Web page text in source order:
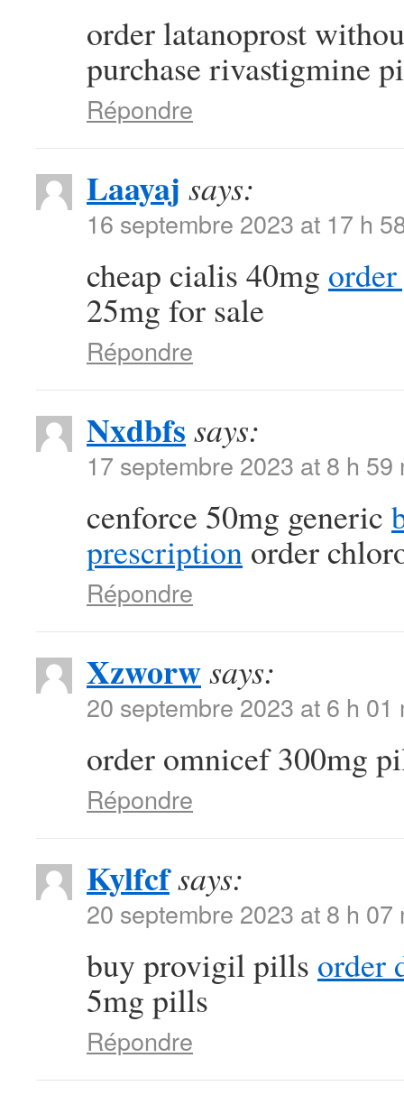
order latanoprost
purchase rivastigmine
Répondre
Laayaj says:
16 septembre 2023 at 17 h
cheap cialis 40mg
25mg for sale
Répondre
Nxdbfs says:
17 septembre 2023 at 8 h 59
cenforce 50mg generic
prescription order
Répondre
Xzworwsays:
20 septembre 2023 at 6 h 01
order omnicef 300mg
Répondre
Kylfcfsays:
20 septembre 2023 at 8 h 07
buy provigil pills order
5mg pills
Répondre